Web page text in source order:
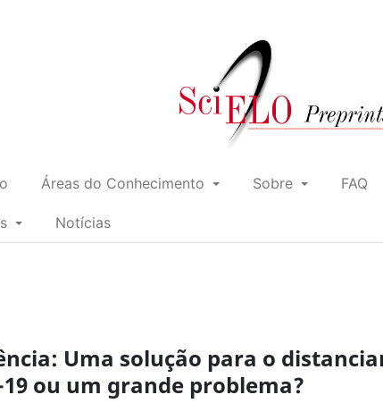
Áreas do Conhecimento Sobre FAQ
Notícias
Uma solução para o
ou um grande problema?